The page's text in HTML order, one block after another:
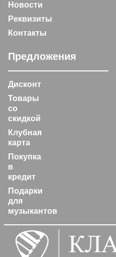
Новости
Реквизиты
Контакты
Предложения
Дисконт
Товары
со
скидкой
Клубная
карта
Покупка
в
кредит
Подарки
для
музыкантов